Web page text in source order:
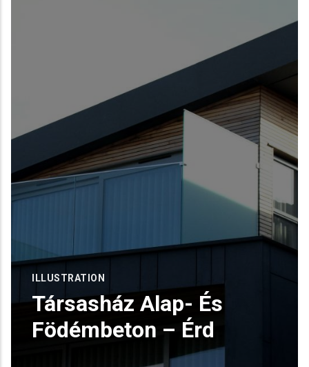
ILLUSTRATION
Társasház Alap- És
Födémbeton – Érd